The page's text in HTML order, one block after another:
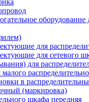
для
для сетевого
для
в
(маркировка)
шкафа передняя